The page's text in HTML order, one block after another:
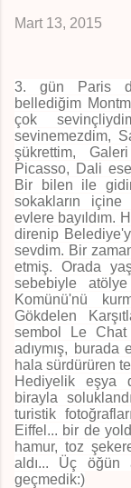
Mart 13, 2015
3. gün Paris
bellediğim
çok
sevinemezdim,
şükrettim,
Picasso, Dali
Bir bilen ile
sokakların içine
evlere bayıldım.
direnip
sevdim. Bir
etmiş. Orada
sebebiyle
Komünü'nü
Gökdelen
sembol Le
adıymış,
hala sürdürüren
Hediyelik eşya
birayla
turistik
Eiffel... bir de
hamur, toz
aldı... Üç öğün
geçmedik:)